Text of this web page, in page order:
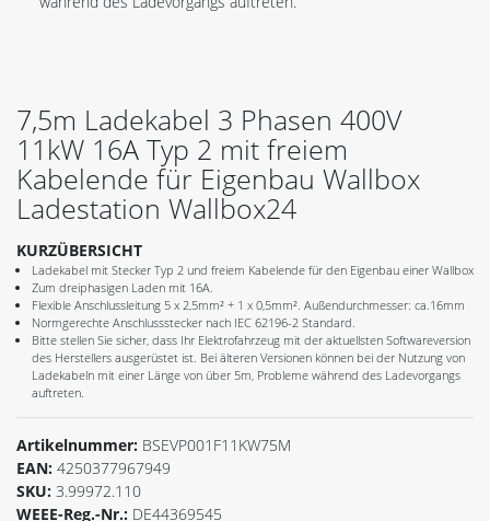
7,5m Ladekabel 3 Phasen 400V
11kW 16A Typ 2 mit freiem
Kabelende für Eigenbau Wallbox
Ladestation Wallbox24
KURZÜBERSICHT
Ladekabel mit Stecker Typ 2 und freiem Kabelende für den Eigenbau einer Wallbox
Zum dreiphasigen Laden mit 16A.
Flexible Anschlussleitung 5 x 2,5mm² + 1 x 0,5mm². Außendurchmesser: ca.16mm
Normgerechte Anschlussstecker nach IEC 62196-2 Standard.
Bitte stellen Sie sicher, dass Ihr Elektrofahrzeug mit der aktuellsten Softwareversion
des Herstellers ausgerüstet ist. Bei älteren Versionen können bei der Nutzung von
Ladekabeln mit einer Länge von über 5m, Probleme während des Ladevorgangs
auftreten.
Artikelnummer: BSEVP001F11KW75M
EAN: 4250377967949
SKU: 3.99972.110
WEEE-Reg.-Nr.: DE44369545